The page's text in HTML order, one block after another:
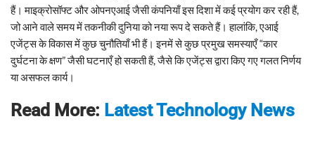
हैं। माइक्रोसॉफ्ट और ओपनएआई जैसी कंपनियाँ इस दिशा में कई प्रयोग कर रही हैं,
जो आने वाले समय में तकनीकी दुनिया को नया रूप दे सकते हैं। हालांकि, एआई
एजेंट्स के विकास में कुछ चुनौतियाँ भी हैं। इनमें से कुछ प्रमुख समस्याएँ “कार
दुर्घटना के क्षण” जैसी घटनाएँ हो सकती हैं, जैसे कि एजेंट्स द्वारा किए गए गलत निर्णय
या असफल कार्य।
Read More: Latest Technology News